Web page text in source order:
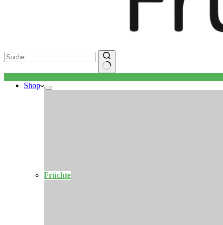
Ergebnisse
Shop
Früchte